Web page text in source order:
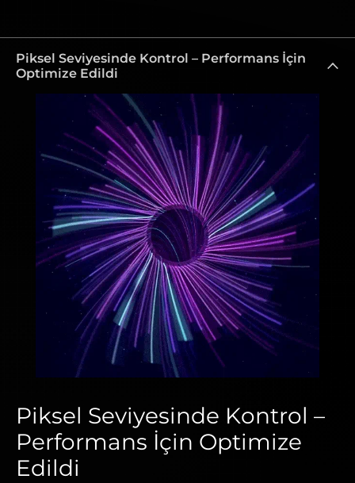
Piksel Seviyesinde Kontrol – Performans İçin
Optimize Edildi
Piksel Seviyesinde Kontrol –
Performans İçin Optimize
Edildi